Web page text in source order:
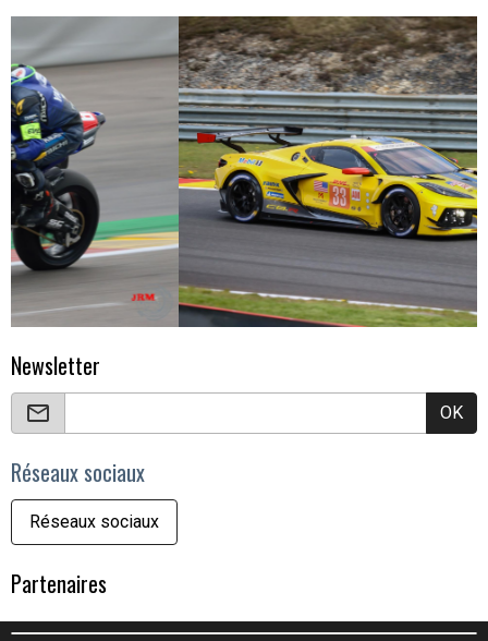
Newsletter
OK
Réseaux sociaux
Réseaux sociaux
Partenaires